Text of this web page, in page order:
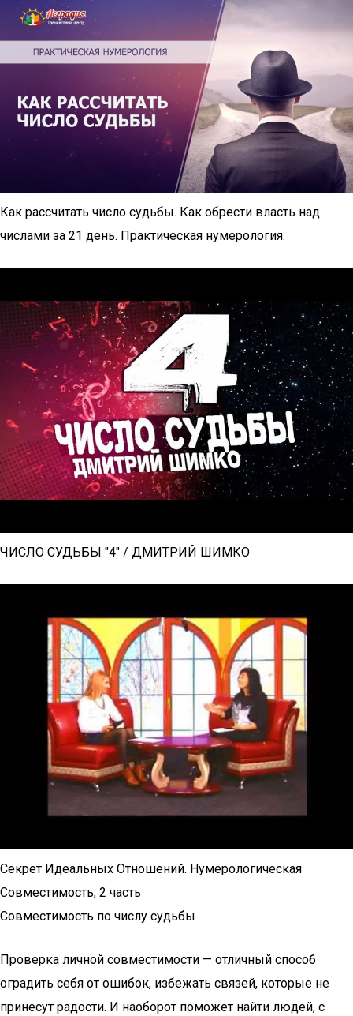
Как рассчитать число судьбы. Как обрести власть над
числами за 21 день. Практическая нумерология.
ЧИСЛО СУДЬБЫ "4" / ДМИТРИЙ ШИМКО
Секрет Идеальных Отношений. Нумерологическая
Совместимость, 2 часть
Совместимость по числу судьбы
Проверка личной совместимости — отличный способ
оградить себя от ошибок, избежать связей, которые не
принесут радости. И наоборот поможет найти людей, с